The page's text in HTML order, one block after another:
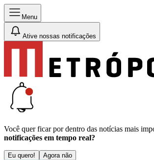
Menu
Ative nossas notificações
Você quer ficar por dentro das notícias mais
notificações em tempo real?
Eu quero! Agora não